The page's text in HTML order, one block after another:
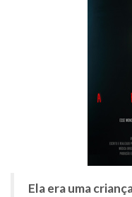
Ela era uma